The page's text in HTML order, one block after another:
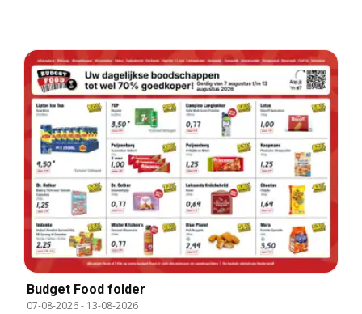
Budget Food folder
07-08-2026- 13-08-2026